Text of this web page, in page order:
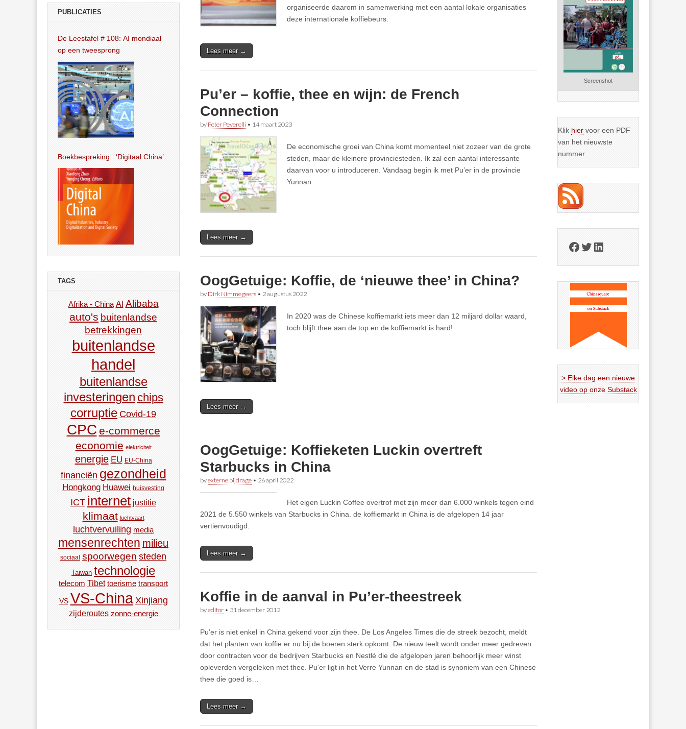
organiseerde daarom in samenwerking met een aantal lokale organisaties
deze internationale koffiebeurs.
Lees meer →
Pu’er – koffie, thee en wijn: de French
Connection
by Peter Peverelli • 14 maart 2023
De economische groei van China komt momenteel niet zozeer van de grote
steden, maar de kleinere provinciesteden. Ik zal een aantal interessante
daarvan voor u introduceren. Vandaag begin ik met Pu’er in de provincie
Yunnan.
Lees meer →
OogGetuige: Koffie, de ‘nieuwe thee’ in China?
by Dirk Nimmegeers • 2 augustus 2022
In 2020 was de Chinese koffiemarkt iets meer dan 12 miljard dollar waard,
toch blijft thee aan de top en de koffiemarkt is hard!
Lees meer →
OogGetuige: Koffieketen Luckin overtreft
Starbucks in China
byexterne bijdrage • 26 april 2022
Het eigen Luckin Coffee overtrof met zijn meer dan 6.000 winkels tegen eind
2021 de 5.550 winkels van Starbucks in China. de koffiemarkt in China is de afgelopen 14 jaar
vertienvoudigd.
Lees meer →
Koffie in de aanval in Pu’er-theestreek
byeditor • 31 december 2012
Pu’er is niet enkel in China gekend voor zijn thee. De Los Angeles Times die de streek bezocht, meldt
dat het planten van koffie er nu bij de boeren sterk opkomt. De nieuw teelt wordt onder meer gedreven
door contracten voor de bedrijven Starbucks en Nestlé die de afgelopen jaren behoorlijk meer winst
opleverden vergeleken met thee. Pu’er ligt in het Verre Yunnan en de stad is synoniem van een Chinese
thee die goed is…
Lees meer →
PUBLICATIES
De Leestafel # 108: AI mondiaal
op een tweesprong
Boekbespreking: ‘Digitaal China’
TAGS
Afrika - China AI Alibaba
auto's buitenlandse
betrekkingen
buitenlandse
handel
buitenlandse
investeringen chips
corruptie Covid-19
CPC e-commerce
economie elektriciteit
energie EU EU-China
financiën gezondheid
Hongkong Huawei huisvesting
ICT internet justitie
klimaat luchtvaart
luchtvervuiling media
mensenrechten milieu
sociaal spoorwegen steden
Taiwan technologie
telecom Tibet toerisme transport
VS VS-China Xinjiang
zijderoutes zonne-energie
Screenshot
Klik hier voor een PDF
van het nieuwste
nummer
Facebook
Twitter
LinkedIn
> Elke dag een nieuwe
video op onze Substack